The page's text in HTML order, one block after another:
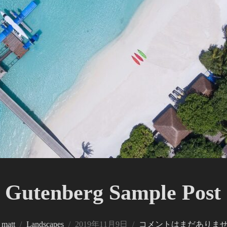
Gutenberg Sample Post
matt Landscapes 投
2019年11月9日 コメントはまだありま